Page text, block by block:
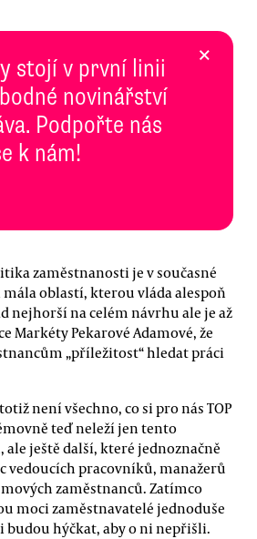
stojí v první linii
novinářství
Podpořte nás
k nám!
×
zaměstnanosti je v současné
oblastí, kterou vláda alespoň
nejhorší na celém návrhu ale je až
Markéty Pekarové Adamové, že
„příležitost“ hledat práci
není všechno, co si pro nás TOP
teď neleží jen tento
ještě další, které jednoznačně
vedoucích pracovníků, manažerů
zaměstnanců. Zatímco
moci zaměstnavatelé jednoduše
hýčkat, aby o ni nepřišli.